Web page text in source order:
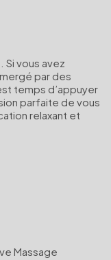
Si vous avez
par des
temps d’appuyer
parfaite de vous
relaxant et
Massage